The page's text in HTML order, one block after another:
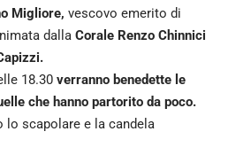
Migliore, vescovo emerito di
dalla Corale Renzo Chinnici
18.30 verranno benedette le
che hanno partorito da poco.
lo scapolare e la candela